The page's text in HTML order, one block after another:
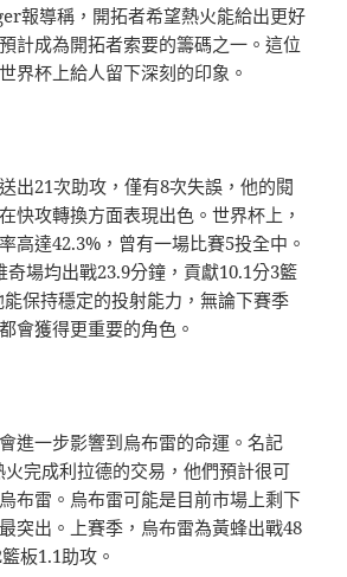
報導稱，開拓者希望熱火能給出更好
計成為開拓者索要的籌碼之一。這位
界杯上給人留下深刻的印象。
出21次助攻，僅有8次失誤，他的閱
快攻轉換方面表現出色。世界杯上，
高達42.3%，曾有一場比賽5投全中。
奇場均出戰23.9分鐘，貢獻10.1分3籃
保持穩定的投射能力，無論下賽季
會獲得更重要的角色。
進一步影響到烏布雷的命運。名記
完成利拉德的交易，他們預計很可
布雷。烏布雷可能是目前市場上剩下
突出。上賽季，烏布雷為黃蜂出戰48
板1.1助攻。